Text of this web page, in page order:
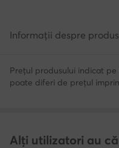
Informații despre produs
Prețul produsului indicat
poate diferi de prețul
Alți utilizatori au